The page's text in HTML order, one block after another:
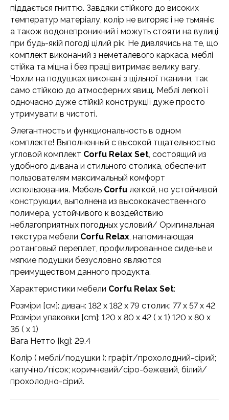
піддається гниттю. Завдяки стійкого до високих
температур матеріалу, колір не вигоряє і не тьмяніє
а також водонепроникний і можуть стояти на вулиці
при будь-якій погоді цілий рік. Не дивлячись на те, що
комплект виконаний з неметалевого каркаса, меблі
стійка та міцна і без праці витримає велику вагу.
Чохли на подушках виконані з щільної тканини, так
само стійкою до атмосферних явищ. Меблі легкої і
одночасно дуже стійкій конструкції дуже просто
утримувати в чистоті.
Элегантность и функциональность в одном
комплекте! Выполненный с высокой тщательностью
угловой комплект Corfu Relax Set, состоящий из
удобного дивана и стильного столика, обеспечит
пользователям максимальный комфорт
использования. Мебель Corfu легкой, но устойчивой
конструкции, выполнена из высококачественного
полимера, устойчивого к воздействию
неблагоприятных погодных условий/ Оригинальная
текстура мебели Corfu Relax, напоминающая
ротанговый переплет, профилированное сиденье и
мягкие подушки безусловно являются
преимуществом данного продукта.
Характеристики мебели Corfu Relax Set:
Розміри [см]: диван: 182 x 182 x 79 столик: 77 x 57 x 42
Розміри упаковки [cm]: 120 x 80 x 42 ( x 1) 120 x 80 x
35 ( x 1)
Вага Нетто [kg]: 29.4
Колір ( меблі/подушки ): графіт/прохолодний-сірий;
капучіно/пісок; коричневий/сіро-бежевий, білий/
прохолодно-сірий.